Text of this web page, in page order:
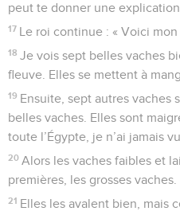
peut te donner une
17 Le roi continue : « Voici
18 Je vois sept belles vaches
fleuve. Elles se mettent à
19 Ensuite, sept autres vaches
belles vaches. Elles sont
toute l’Égypte, je n’ai jamais
20 Alors les vaches faibles et
premières, les grosses vaches.
21 Elles les avalent bien, mais